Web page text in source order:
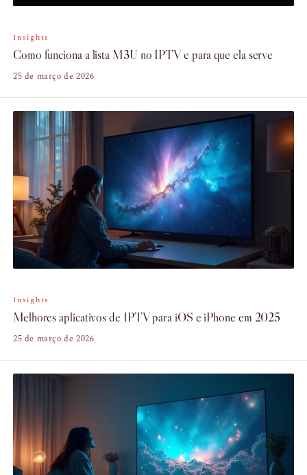
Insights
Como funciona a lista M3U no IPTV e para que ela serve
25 de março de 2026
Insights
Melhores aplicativos de IPTV para iOS e iPhone em 2025
25 de março de 2026